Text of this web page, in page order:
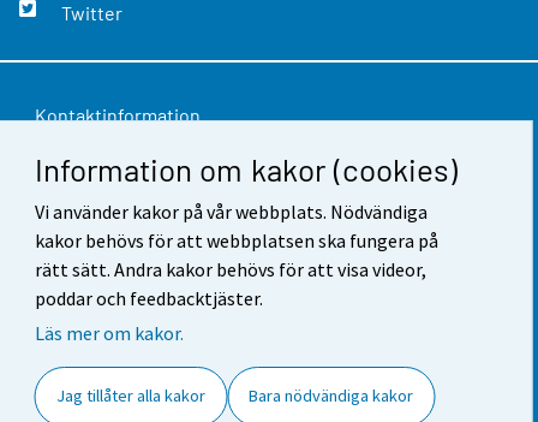
Information om kakor (cookies)
Vi använder kakor på vår webbplats. Nödvändiga
kakor behövs för att webbplatsen ska fungera på
rätt sätt. Andra kakor behövs för att visa videor,
poddar och feedbacktjäster.
Läs mer om kakor.
Jag tillåter alla kakor Bara nödvändiga kakor
Twitter
Kontaktinformation
Respons
Användarvillkor
Dataskydd
Tillgänglighet
Cookie-inställningar